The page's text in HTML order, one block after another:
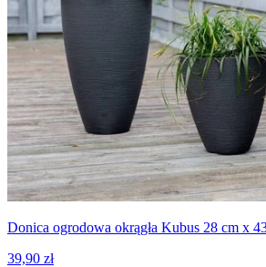
Donica ogrodowa okrągła Kubus 28 cm x
39,90 zł